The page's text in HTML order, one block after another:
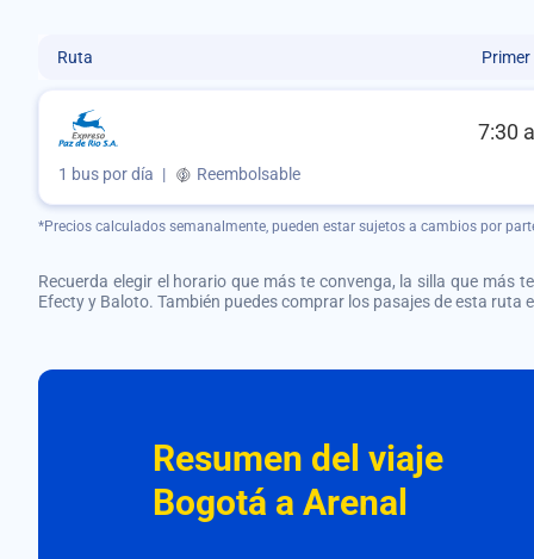
Ruta Primer
7:30
1 bus por día | Reembolsable
*Precios calculados semanalmente, pueden estar sujetos a cambios por
Recuerda elegir el horario que más te convenga, la silla que
Efecty y Baloto. También puedes comprar los pasajes de esta
Resumen del viaje
Bogotá a Arenal